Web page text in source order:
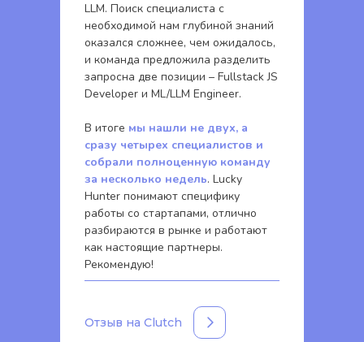
LLM. Поиск специалиста с
необходимой нам глубиной знаний
оказался сложнее, чем ожидалось,
и команда предложила разделить
запросна две позиции – Fullstack JS
Developer и ML/LLM Engineer.
В итоге мы нашли не двух, а
сразу четырех специалистов и
собрали полноценную команду
за несколько недель. Lucky
Hunter понимают специфику
работы со стартапами, отлично
разбираются в рынке и работают
как настоящие партнеры.
Рекомендую!
Отзыв на Clutch